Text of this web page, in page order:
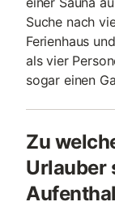
Suche nach
Ferienhaus
als vier
sogar einen
Zu
Urlauber